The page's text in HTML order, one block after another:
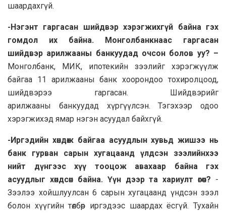
шаардахгүй.
-Нэгэнт гаргасан шийдвэр хэрэгжихгүй байна гэх
гомдол их байна. Монголбанкнаас гаргасан
шийдвэр арилжааны банкуудад очсон болов уу? –
Монголбанк, МИК, ипотекийн зээлийг хэрэгжүүлж
байгаа 11 арилжааны банк хоорондоо тохиролцоод,
шийдвэрээ гаргасан. Шийдвэрийг
арилжааны банкуудад хүргүүлсэн. Тэгэхээр одоо
хэрэгжихэд ямар нэгэн асуудал байхгүй.
-Иргэдийн хөндөж байгаа асуудлын хувьд жишээ нь
банк гурван сарын хугацаанд үлдсэн зээлийнхээ
нийт дүнгээс хүү тооцож авахаар байна гэх
асуудлыг хөндсөн байна. Үүн дээр та хариулт өгөөч? -
Зээлээ хойшлуулсан 6 сарын хугацаанд үндсэн зээл
болон хүүгийн төлбөр иргэдээс шаардах ёсгүй. Тухайн